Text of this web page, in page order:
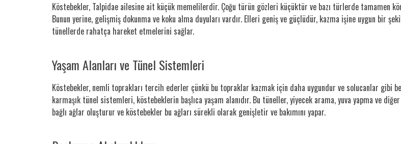
Köstebekler, Talpidae ailesine ait küçük memelilerdir. Çoğu türün gözleri küçüktür ve bazı türlerde tamamen
Bunun yerine, gelişmiş dokunma ve koku alma duyuları vardır. Elleri geniş ve güçlüdür, kazma işine uygun bir
tünellerde rahatça hareket etmelerini sağlar.
Yaşam Alanları ve Tünel Sistemleri
Köstebekler, nemli toprakları tercih ederler çünkü bu topraklar kazmak için daha uygundur ve solucanlar gibi
karmaşık tünel sistemleri, köstebeklerin başlıca yaşam alanıdır. Bu tüneller, yiyecek arama, yuva yapma ve
bağlı ağlar oluşturur ve köstebekler bu ağları sürekli olarak genişletir ve bakımını yapar.